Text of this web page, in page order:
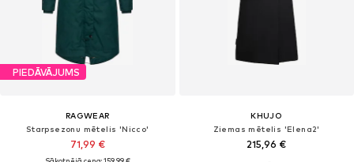
PIEDĀVĀJUMS
RAGWEAR
Starpsezonu mētelis 'Nicco'
71,99 €
KHUJO
Ziemas mētelis 'Elena2'
215,96 €